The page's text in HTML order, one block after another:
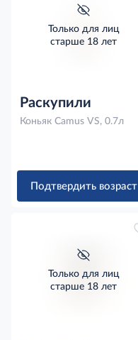
Только для лиц
старше 18 лет
Раскупили
Коньяк Camus VS, 0.7л
Подтвердить возраст
Только для лиц
старше 18 лет